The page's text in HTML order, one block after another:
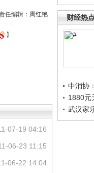
财经热
中消协
1880元
武汉家
任编辑：周红艳
】
07-19 04:16
06-23 11:15
06-22 14:04